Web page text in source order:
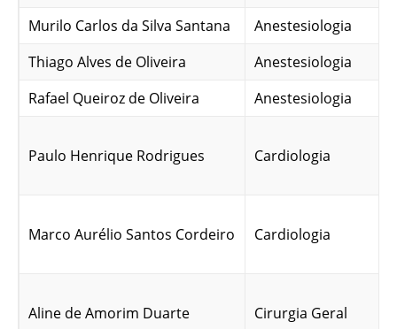
Murilo Carlos da Silva Santana
Anestesiologia
Thiago Alves de Oliveira
Anestesiologia
Rafael Queiroz de Oliveira
Anestesiologia
Paulo Henrique Rodrigues Cardiologia
Marco Aurélio Santos Cordeiro Cardiologia
Aline de Amorim Duarte Cirurgia Geral